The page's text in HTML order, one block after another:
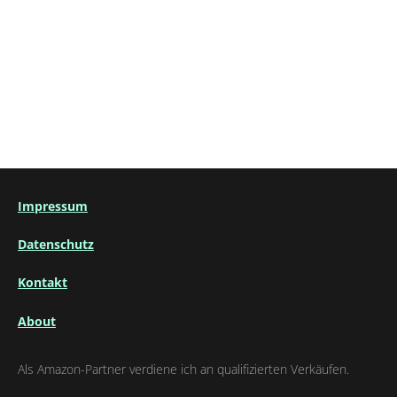
Impressum
Datenschutz
Kontakt
About
Als Amazon-Partner verdiene ich an qualifizierten Verkäufen.